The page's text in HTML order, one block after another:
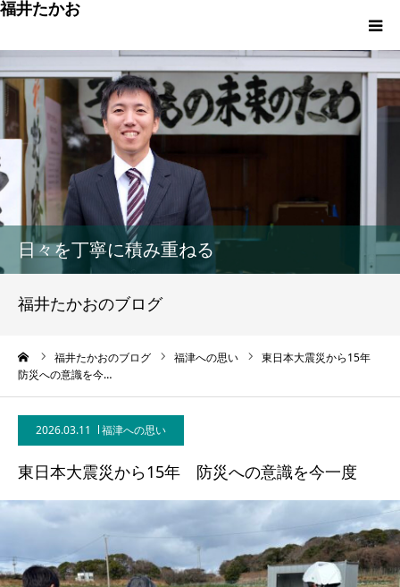
福井たかお
日々を丁寧に積み重ねる
福井たかおのブログ
福井たかおのブログ 福津への思い
東日本大震災から15年
防災への意識を今…
2026.03.11 福津への思い
東日本大震災から15年 防災への意識を今一度
福津への想いと実績
重点政策と市役所活性化策
プロフィール
市政方針ーまちの未来を再設計ー